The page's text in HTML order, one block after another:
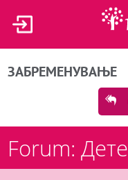
ЗАБРЕМЕНУВАЊЕ
Forum: Дете